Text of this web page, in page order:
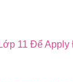
11 Để